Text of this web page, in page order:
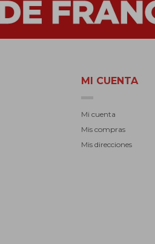
MI CUENTA
Mi cuenta
Mis compras
Mis direcciones